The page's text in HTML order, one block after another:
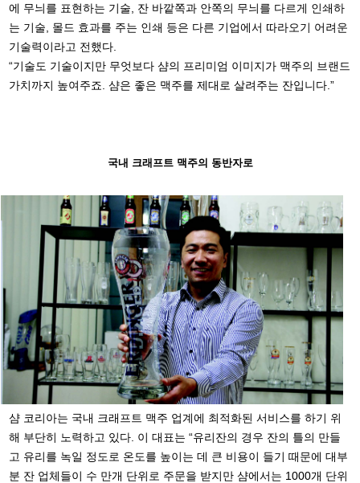
에 무늬를 표현하는 기술, 잔 바깥쪽과 안쪽의 무늬를 다르게 인쇄하
는 기술, 몰드 효과를 주는 인쇄 등은 다른 기업에서 따라오기 어려운
기술력이라고 전했다.
“기술도 기술이지만 무엇보다 샴의 프리미엄 이미지가 맥주의 브랜드
가치까지 높여주죠. 샴은 좋은 맥주를 제대로 살려주는 잔입니다.”
국내 크래프트 맥주의 동반자로
샴 코리아는 국내 크래프트 맥주 업계에 최적화된 서비스를 하기 위
해 부단히 노력하고 있다. 이 대표는 “유리잔의 경우 잔의 틀의 만들
고 유리를 녹일 정도로 온도를 높이는 데 큰 비용이 들기 때문에 대부
분 잔 업체들이 수 만개 단위로 주문을 받지만 샴에서는 1000개 단위